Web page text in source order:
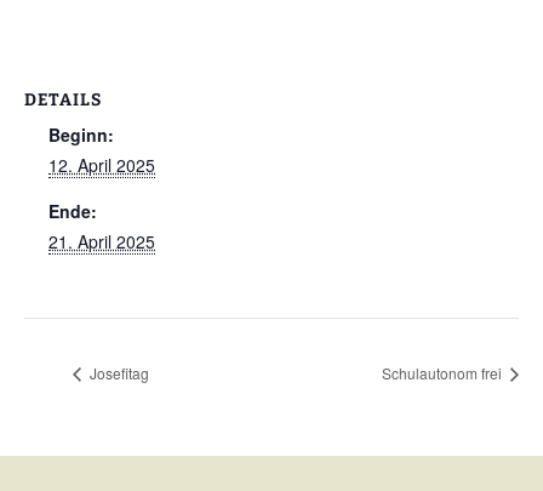
DETAILS
Beginn:
12. April 2025
Ende:
21. April 2025
Josefitag Schulautonom frei